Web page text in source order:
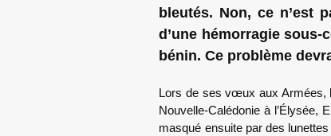
bleutés. Non, ce n’est
d’une hémorragie
bénin. Ce problème
Lors de ses vœux aux Armées,
Nouvelle-Calédonie à l’Élysée,
masqué ensuite par des